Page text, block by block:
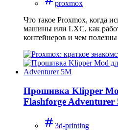
proxmox
Что такое Proxmox, когда
машины или LXC, как
контейнеров и чем
Прошивка Klipper
Flashforge Adventurer
3d-printing